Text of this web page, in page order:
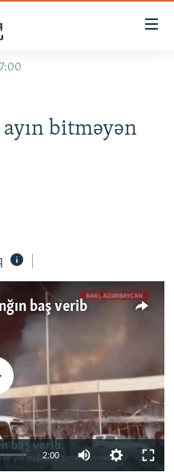
ayın bitməyən
baş verib
available
2:00